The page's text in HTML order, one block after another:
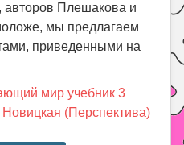
авторов Плешакова и
мы предлагаем
приведенными на
мир учебник 3
(Перспектива)